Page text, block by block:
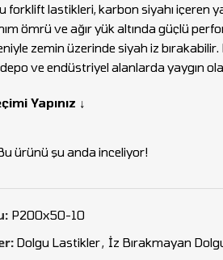
forklift lastikleri, karbon siyahı içeren
ömrü ve ağır yük altında güçlü
zemin üzerinde siyah iz bırakabilir.
ve endüstriyel alanlarda yaygın
Yapınız ↓
ürünü şu anda inceliyor!
P200x50-10
Dolgu Lastikler, İz Bırakmayan